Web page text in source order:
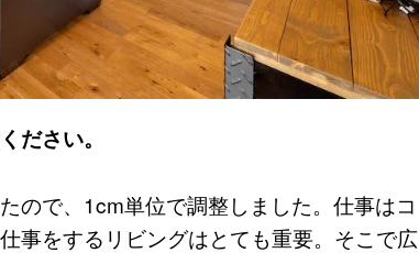
ださい。
ので、1cm単位で調整しました。仕事はコ
事をするリビングはとても重要。そこで広